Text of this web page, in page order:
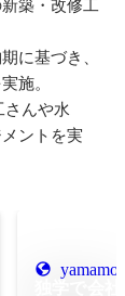
築・改修工
に基づき、
施。
さんや水
ントを実